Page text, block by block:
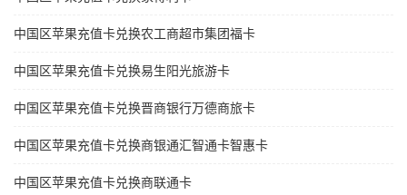
中国区苹果充值卡兑换农工商超市集团福卡
中国区苹果充值卡兑换易生阳光旅游卡
中国区苹果充值卡兑换晋商银行万德商旅卡
中国区苹果充值卡兑换商银通汇智通卡智惠卡
中国区苹果充值卡兑换商联通卡